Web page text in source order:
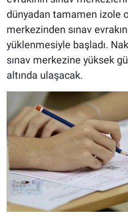
dünyadan tamamen izole
merkezinden sınav
yüklenmesiyle başladı.
sınav merkezine yüksek
altında ulaşacak.